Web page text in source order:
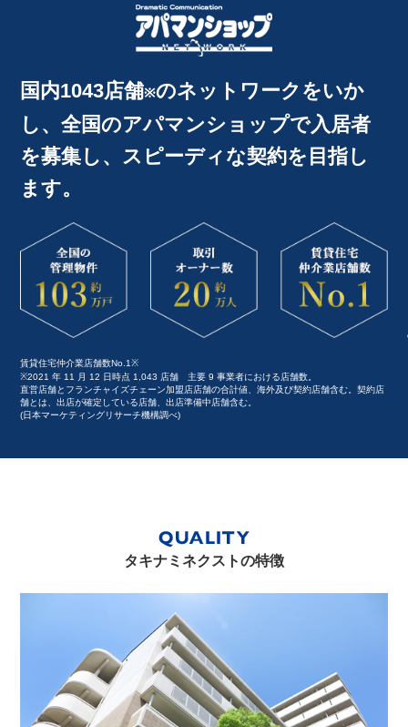
国内1043店舗※のネットワークをいか
し、全国のアパマンショップで入居者
を募集し、 スピーディな契約を目指し
ます。
賃貸住宅仲介業店舗数No.1※
※2021 年 11 月 12 日時点 1,043 店舗 主要 9 事業者における店舗数。
直営店舗とフランチャイズチェーン加盟店店舗の合計値、海外及び契約店舗含む。契約店
舗とは、出店が確定している店舗、出店準備中店舗含む。
(日本マーケティングリサーチ機構調べ)
タキナミネクストの特徴